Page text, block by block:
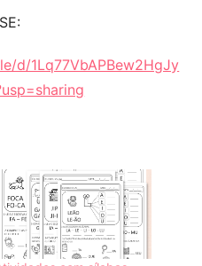
d/1Lq77VbAPBew2HgJy